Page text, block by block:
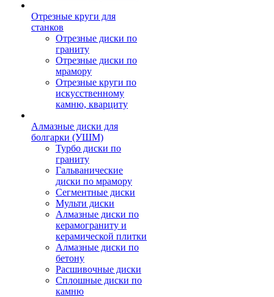
Отрезные круги для
станков
Отрезные диски по
граниту
Отрезные диски по
мрамору
Отрезные круги по
искусственному
камню, кварциту
Алмазные диски для
болгарки (УШМ)
Турбо диски по
граниту
Гальванические
диски по мрамору
Сегментные диски
Мульти диски
Алмазные диски по
керамограниту и
керамической плитки
Алмазные диски по
бетону
Расшивочные диски
Сплошные диски по
камню